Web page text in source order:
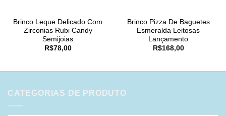
Brinco Leque Delicado Com
Zirconias Rubi Candy
Semijoias
R$78,00
Brinco Pizza De Baguetes
Esmeralda Leitosas
Lançamento
R$168,00
CATEGORIAS DE PRODUTO